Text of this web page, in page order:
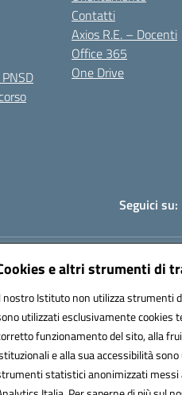
e altri strumenti di
nostro Istituto non utilizza strumenti
utilizzati esclusivamente cookies
funzionamento del sito, alla
e alla sua accessibilità
statistici anonimizzati messi
Contatti
Axios R.E. – Docenti
Office 365
One Drive
Seguici su:
ufficio: UFOYYV | C.Fisc: